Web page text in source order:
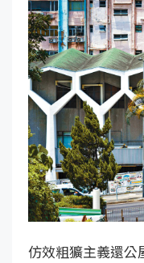
仿效粗獷主義還公